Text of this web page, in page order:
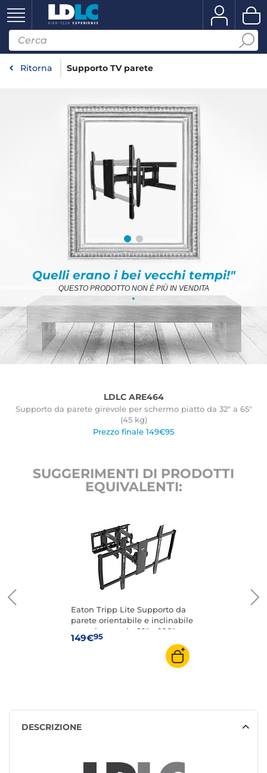
Ritorna Supporto TV parete
Quelli erano i bei vecchi tempi!"
QUESTO PRODOTTO NON È PIÙ IN VENDITA
.
LDLC ARE464
Supporto da parete girevole per schermo piatto da 32" a 65"
(45 kg)
Prezzo finale 149€95
SUGGERIMENTI DI PRODOTTI
EQUIVALENTI:
Eaton Tripp Lite Supporto da
parete orientabile e inclinabile
per schermo da 60" a 100"
149€95
DESCRIZIONE